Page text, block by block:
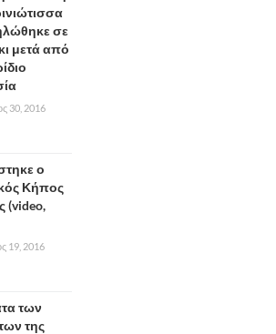
σε
μετά από
30, 2016
ο
Κήπος
(video,
19, 2016
των
της